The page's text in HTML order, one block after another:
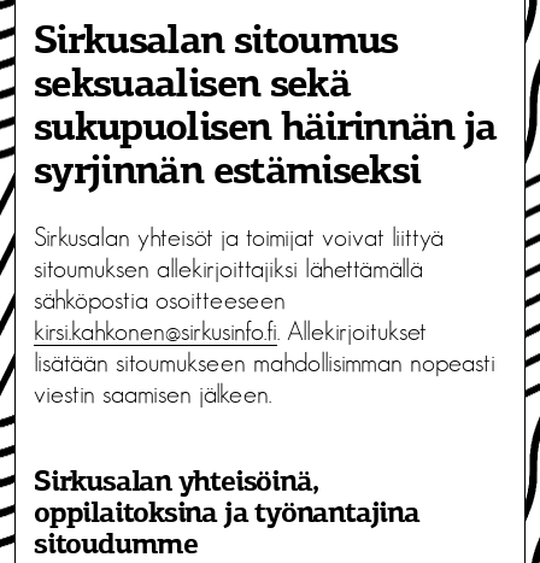
Sirkusalan sitoumus
seksuaalisen sekä
sukupuolisen häirinnän ja
syrjinnän estämiseksi
Sirkusalan yhteisöt ja toimijat voivat liittyä
sitoumuksen allekirjoittajiksi lähettämällä
sähköpostia osoitteeseen
kirsi.kahkonen@sirkusinfo.fi . Allekirjoitukset
lisätään sitoumukseen mahdollisimman nopeasti
viestin saamisen jälkeen.
Sirkusalan yhteisöinä,
oppilaitoksina ja työnantajina
sitoudumme